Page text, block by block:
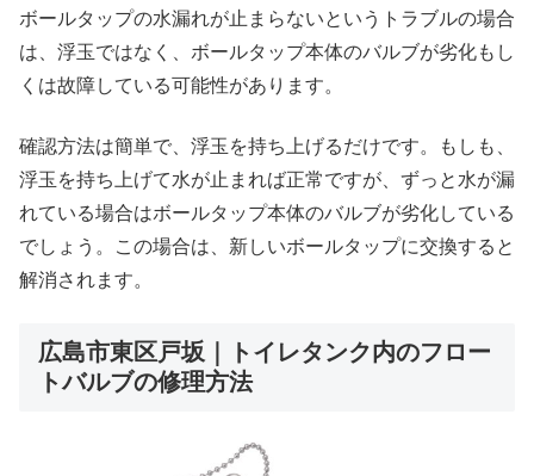
ボールタップの水漏れが止まらないというトラブルの場合
は、浮玉ではなく、ボールタップ本体のバルブが劣化もし
くは故障している可能性があります。
確認方法は簡単で、浮玉を持ち上げるだけです。もしも、
浮玉を持ち上げて水が止まれば正常ですが、ずっと水が漏
れている場合はボールタップ本体のバルブが劣化している
でしょう。この場合は、新しいボールタップに交換すると
解消されます。
広島市東区戸坂｜トイレタンク内のフロー
トバルブの修理方法